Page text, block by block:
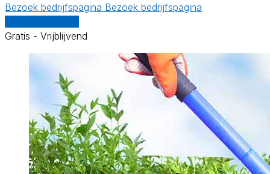
Bezoek bedrijfspagina Bezoek bedrijfspagina
Gratis - Vrijblijvend